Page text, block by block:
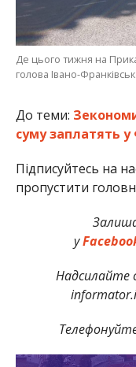
Де цього тижня на
голова Івано-
До теми:
суму заплатять
Підписуйтесь на
пропустити
у
Надсилайте